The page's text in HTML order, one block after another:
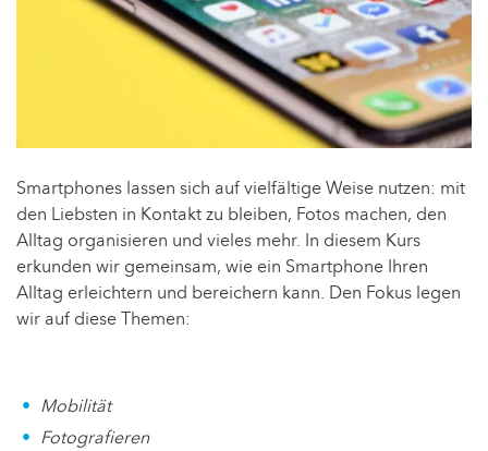
Smartphones lassen sich auf vielfältige Weise nutzen: mit
den Liebsten in Kontakt zu bleiben, Fotos machen, den
Alltag organisieren und vieles mehr. In diesem Kurs
erkunden wir gemeinsam, wie ein Smartphone Ihren
Alltag erleichtern und bereichern kann. Den Fokus legen
wir auf diese Themen:
Mobilität
Fotografieren